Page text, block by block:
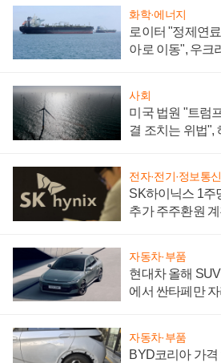
화학·에너지
로이터 "정제연
아로 이동", 우크
사회
미국 법원 "트럼
결 조치는 위법",
전자·전기·정보통신
SK하이닉스 1주
추가 주주환원
자동차·부품
현대차 올해
에서 싼타페만
자동차·부품
BYD코리아 가